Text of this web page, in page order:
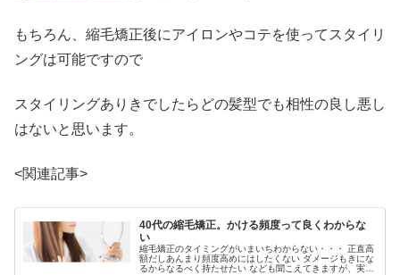
もちろん、縮毛矯正後にアイロンやコテを使ってスタイリ
ングは可能ですので
スタイリングありきでしたらどの髪型でも相性の良し悪し
はないと思います。
<関連記事>
40代の縮毛矯正。かける頻度って良くわからな
い
縮毛矯正のタイミングがいまいちわからない・・・ 正直高
額だしあんまり頻度高めにはしたくない ダメージもきにな
るからなるべく持たせたい なども聞こえてきますが、実際